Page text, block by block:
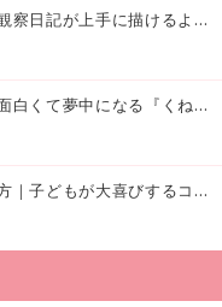
【絵が苦手でも大丈夫】朝顔の観察日記が上手に描けるようになる方法｜イラスト付き
【簡単折り紙】つなげて遊ぶと面白くて夢中になる『くねくねへびさんの作り方』
【おうち縁日】千本引きの作り方｜子どもが大喜びするコツやアイデア♪